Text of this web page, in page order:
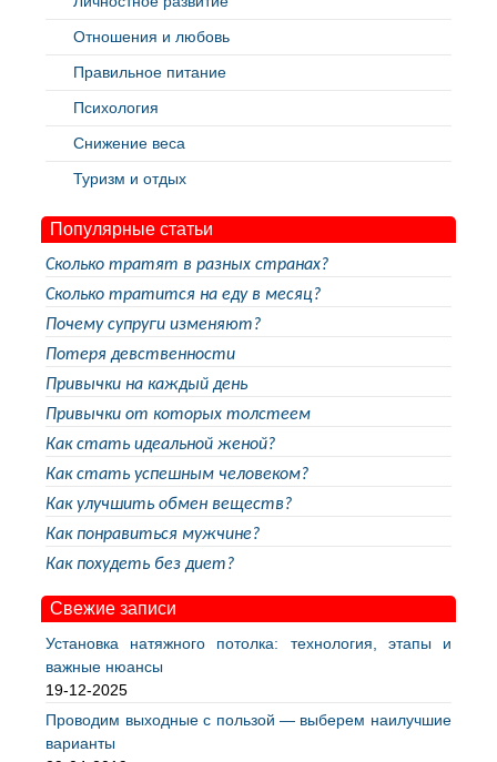
Отношения и любовь
Правильное питание
Психология
Снижение веса
Туризм и отдых
Популярные статьи
Сколько тратят в разных странах?
Сколько тратится на еду в месяц?
Почему супруги изменяют?
Потеря девственности
Привычки на каждый день
Привычки от которых толстеем
Как стать идеальной женой?
Как стать успешным человеком?
Как улучшить обмен веществ?
Как понравиться мужчине?
Как похудеть без диет?
Свежие записи
Установка натяжного потолка: технология, этапы и
важные нюансы
19-12-2025
Проводим выходные с пользой — выберем наилучшие
варианты